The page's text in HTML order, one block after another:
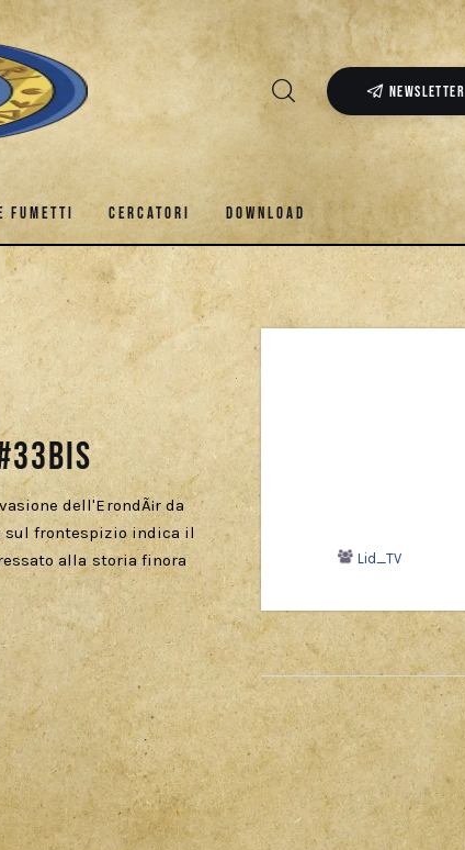
NEWSLETTER
FUMETTI CERCATORI DOWNLOAD
E FUMETTI CERCATORI
dell'ErondÃ¡r da
sul frontespizio indica il
alla storia finora
Lid_TV